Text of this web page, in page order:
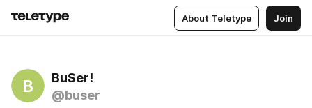
About Teletype Join
B
BuSer!
@buser